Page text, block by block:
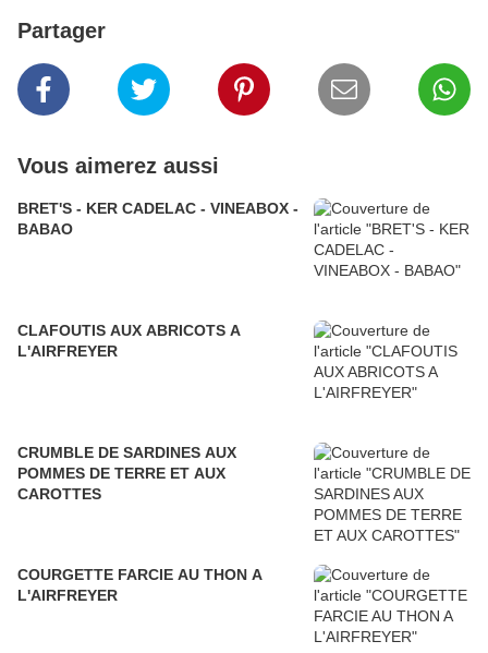
Partager
Vous aimerez aussi
BRET'S - KER CADELAC - VINEABOX -
BABAO
CLAFOUTIS AUX ABRICOTS A
L'AIRFREYER
CRUMBLE DE SARDINES AUX
POMMES DE TERRE ET AUX
CAROTTES
COURGETTE FARCIE AU THON A
L'AIRFREYER